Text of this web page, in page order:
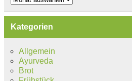
Kategorien
Allgemein
Ayurveda
Brot